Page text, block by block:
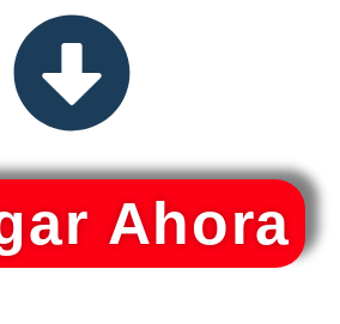
Ahora